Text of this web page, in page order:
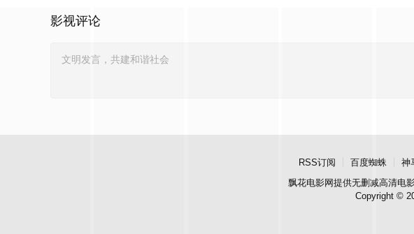
影视评论
RSS订阅 百度蜘蛛 神
飘花电影网提供无删减高清电
Copyright ©